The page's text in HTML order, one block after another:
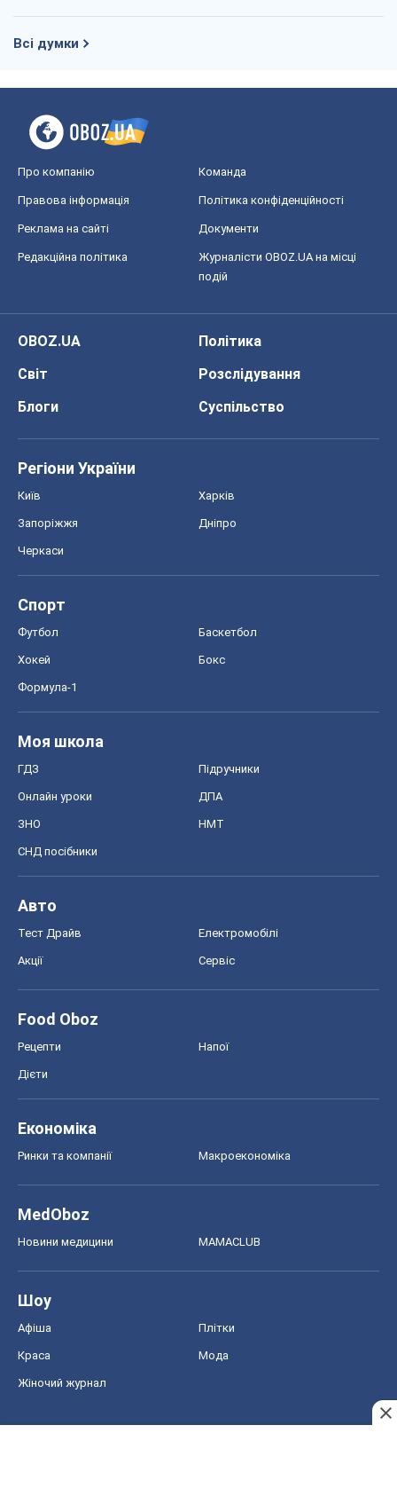
Всі думки
Про компанію Команда
Правова інформація Політика конфіденційності
Реклама на сайті Документи
Редакційна політика
Журналісти OBOZ.UA на місці
подій
OBOZ.UA
Політика
Світ
Розслідування
Блоги
Суспільство
Регіони України
Київ Харків
Запоріжжя Дніпро
Черкаси
Спорт
Футбол Баскетбол
Хокей Бокс
Формула-1
Моя школа
ГДЗ Підручники
Онлайн уроки ДПА
ЗНО НМТ
СНД посібники
Авто
Тест Драйв Електромобілі
Акції Сервіс
Food Oboz
Рецепти Напої
Дієти
Економіка
Ринки та компанії Макроекономіка
MedOboz
Новини медицини MAMACLUB
Шоу
Афіша Плітки
Краса Мода
Жіночий журнал